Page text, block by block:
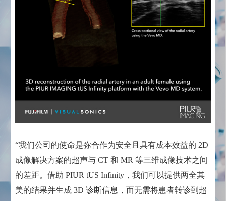
“我们公司的使命是弥合作为安全且具有成本效益的 2D
成像解决方案的超声与 CT 和 MR 等三维成像技术之间
的差距。借助 PIUR tUS Infinity，我们可以提供两全其
美的结果并生成 3D 诊断信息，而无需将患者转诊到超